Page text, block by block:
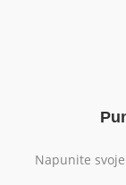
Napunite